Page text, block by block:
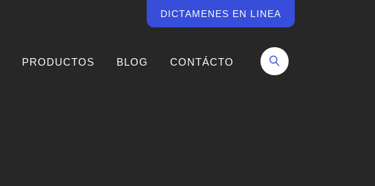
DICTAMENES EN LINEA
PRODUCTOS BLOG CONTÁCTO